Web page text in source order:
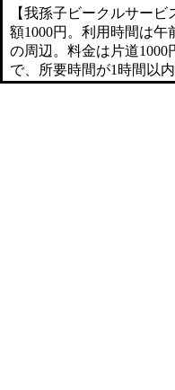
【我孫子ビークルサー
額1000円。利用時間は
の周辺。料金は片道
で、所要時間が1時間以